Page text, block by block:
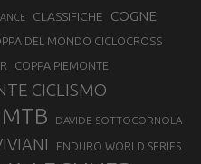
CLASSIFICHE COGNE
DEL MONDO CICLOCROSS
COPPA PIEMONTE
CICLISMO
DAVIDE SOTTOCORNOLA
ENDURO WORLD SERIES